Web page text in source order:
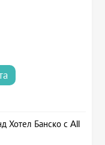
Хотел Банско с All